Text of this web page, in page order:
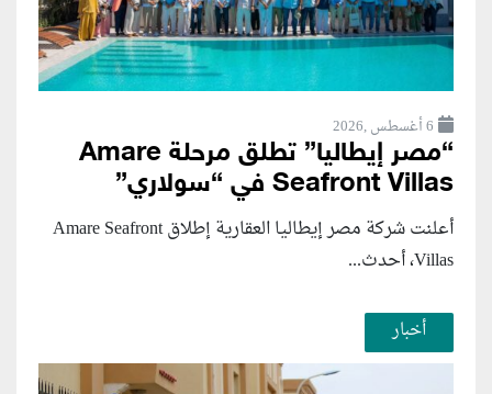
6 أغسطس ,2026
“مصر إيطاليا” تطلق مرحلة Amare
Seafront Villas في “سولاري”
أعلنت شركة مصر إيطاليا العقارية إطلاق Amare Seafront
Villas، أحدث...
أخبار